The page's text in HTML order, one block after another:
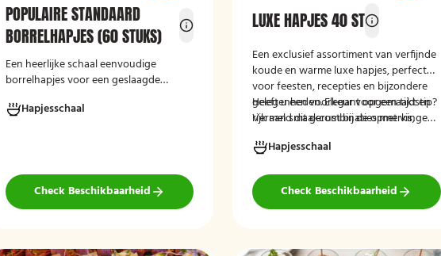
POPULAIRE STANDAARD
BORRELHAPJES (60 STUKS)
Een heerlijke schaal eenvoudige
borrelhapjes voor een geslaagde
Hapjesschaal
Check Beschikbaarheid
LUXE HAPJES 40 ST
Een exclusief assortiment van verfijnde
koude en warme luxe hapjes, perfect
voor feesten, recepties en bijzondere
gelegenheden. Elegant opgemaakt en
rijk aan smaakcombinaties met vis,
Heeft u een voorkeur voor een tijdstip?
Vermeld dit gerust bij de opmerkingen
Hapjesschaal
Check Beschikbaarheid